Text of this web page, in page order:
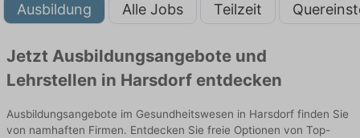
Ausbildung Alle Jobs Teilzeit
Jetzt Ausbildungsangebote und
Lehrstellen in Harsdorf entdecken
Ausbildungsangebote im Gesundheitswesen in Harsdorf finden Sie
von namhaften Firmen. Entdecken Sie freie Optionen von Top-